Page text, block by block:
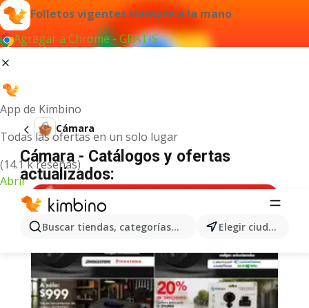
Folletos vigentes siempre a la mano
Agregar a Chrome - GRATIS
App de Kimbino
Todas las ofertas en un solo lugar
(14.1 k reseñas)
Abrir
Buscar tiendas, categorías, productos... Elegir ciudad
Cámara
Cámara - Catálogos y ofertas
actualizados: